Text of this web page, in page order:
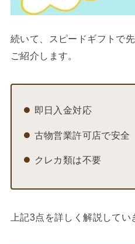
続いて、スピードギフトで
ご紹介します。
即日入金対応
古物営業許可店で安全
クレカ類は不要
上記3点を詳しく解説してい